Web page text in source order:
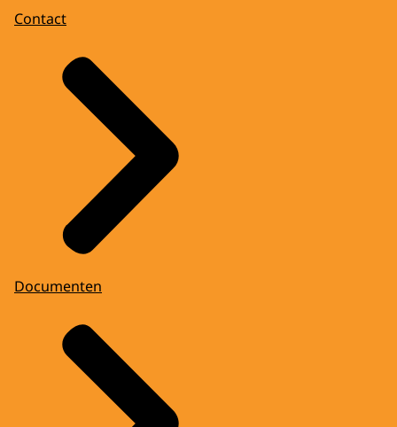
Contact
Documenten